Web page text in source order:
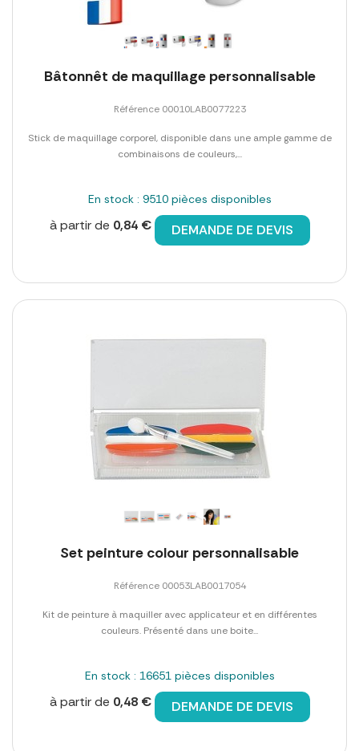
Bâtonnêt de maquillage personnalisable
Référence 00010LAB0077223
Stick de maquillage corporel, disponible dans une ample gamme de
combinaisons de couleurs,...
En stock : 9510 pièces disponibles
à partir de 0,84 € DEMANDE DE DEVIS
Set peinture colour personnalisable
Référence 00053LAB0017054
Kit de peinture à maquiller avec applicateur et en différentes
couleurs. Présenté dans une boite...
En stock : 16651 pièces disponibles
à partir de 0,48 € DEMANDE DE DEVIS